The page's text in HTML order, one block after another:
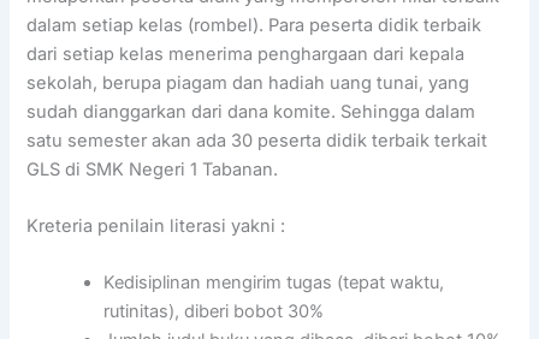
dalam setiap kelas (rombel). Para peserta didik terbaik
dari setiap kelas menerima penghargaan dari kepala
sekolah, berupa piagam dan hadiah uang tunai, yang
sudah dianggarkan dari dana komite. Sehingga dalam
satu semester akan ada 30 peserta didik terbaik terkait
GLS di SMK Negeri 1 Tabanan.
Kreteria penilain literasi yakni :
Kedisiplinan mengirim tugas (tepat waktu,
rutinitas), diberi bobot 30%